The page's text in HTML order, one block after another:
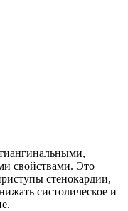
свойствами. Это
стенокардии,
систолическое и